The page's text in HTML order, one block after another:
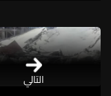
التالي